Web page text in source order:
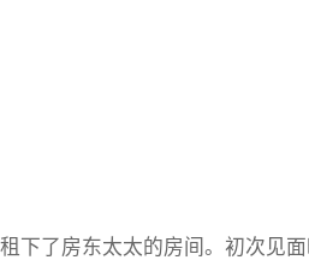
下了房东太太的房间。初次见